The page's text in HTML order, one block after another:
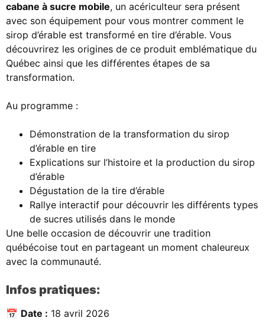
cabane à sucre mobile, un acériculteur sera présent
avec son équipement pour vous montrer comment le
sirop d’érable est transformé en tire d’érable. Vous
découvrirez les origines de ce produit emblématique du
Québec ainsi que les différentes étapes de sa
transformation.
Au programme :
Démonstration de la transformation du sirop
d’érable en tire
Explications sur l’histoire et la production du sirop
d’érable
Dégustation de la tire d’érable
Rallye interactif pour découvrir les différents types
de sucres utilisés dans le monde
Une belle occasion de découvrir une tradition
québécoise tout en partageant un moment chaleureux
avec la communauté.
Infos pratiques:
📅 Date : 18 avril 2026